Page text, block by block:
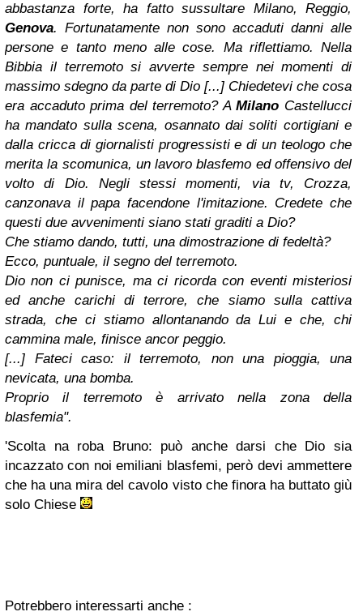
abbastanza forte, ha fatto sussultare Milano, Reggio,
Genova. Fortunatamente non sono accaduti danni alle
persone e tanto meno alle cose. Ma riflettiamo. Nella
Bibbia il terremoto si avverte sempre nei momenti di
massimo sdegno da parte di Dio [...] Chiedetevi che cosa
era accaduto prima del terremoto? AMilano Castellucci
ha mandato sulla scena, osannato dai soliti cortigiani e
dalla cricca di giornalisti progressisti e di un teologo che
merita la scomunica, un lavoro blasfemo ed offensivo del
volto di Dio. Negli stessi momenti, via tv, Crozza,
canzonava il papa facendone l'imitazione. Credete che
questi due avvenimenti siano stati graditi a Dio?
Che stiamo dando, tutti, una dimostrazione di fedeltà?
Ecco, puntuale, il segno del terremoto.
Dio non ci punisce, ma ci ricorda con eventi misteriosi
ed anche carichi di terrore, che siamo sulla cattiva
strada, che ci stiamo allontanando da Lui e che, chi
cammina male, finisce ancor peggio.
[...] Fateci caso: il terremoto, non una pioggia, una
nevicata, una bomba.
Proprio il terremoto è arrivato nella zona della
blasfemia".
'Scolta na roba Bruno: può anche darsi che Dio sia
incazzato con noi emiliani blasfemi, però devi ammettere
che ha una mira del cavolo visto che finora ha buttato giù
solo Chiese
Potrebbero interessarti anche :